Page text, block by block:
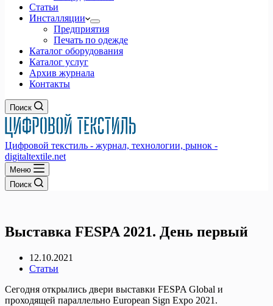
Статьи
Инсталляции
Предприятия
Печать по одежде
Каталог оборудования
Каталог услуг
Архив журнала
Контакты
Поиск
Цифровой текстиль - журнал, технологии, рынок -
digitaltextile.net
Меню
Поиск
Выставка FESPA 2021. День первый
12.10.2021
Статьи
Сегодня открылись двери выставки FESPA Global и
проходящей параллельно European Sign Expo 2021.